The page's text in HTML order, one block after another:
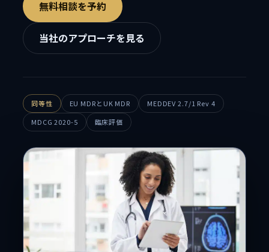
無料相談を予約
当社のアプローチを見る
同等性 EU MDRとUK MDR
MEDDEV 2.7/1 Rev 4
MDCG 2020-5
臨床評価